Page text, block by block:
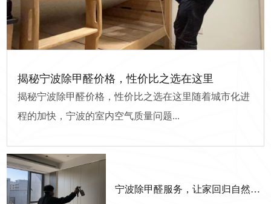
揭秘宁波除甲醛价格，性价比之选在这里
揭秘宁波除甲醛价格，性价比之选在这里随着城市化进
程的加快，宁波的室内空气质量问题...
宁波除甲醛服务，让家回归自然清新